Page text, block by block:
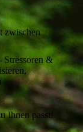
zwischen
Stressoren &
Ihnen passt!